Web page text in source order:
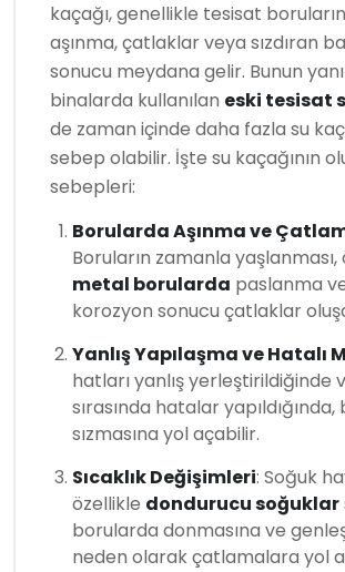
kaçağı, genellikle tesisat
aşınma, çatlaklar veya sızdıran
sonucu meydana gelir. Bunun yanı
binalarda kullanılan eski tesisat
de zaman içinde daha fazla su
sebep olabilir. İşte su kaçağının
sebepleri:
Borularda Aşınma ve
Boruların zamanla yaşlanması,
metal borularda paslanma
korozyon sonucu çatlaklar
Yanlış Yapılaşma ve Hatalı
hatları yanlış yerleştirildiğinde
sırasında hatalar
sızmasına yol açabilir.
Sıcaklık Değişimleri: Soğuk
özellikle dondurucu soğuklar
borularda donmasına ve
neden olarak çatlamalara yol